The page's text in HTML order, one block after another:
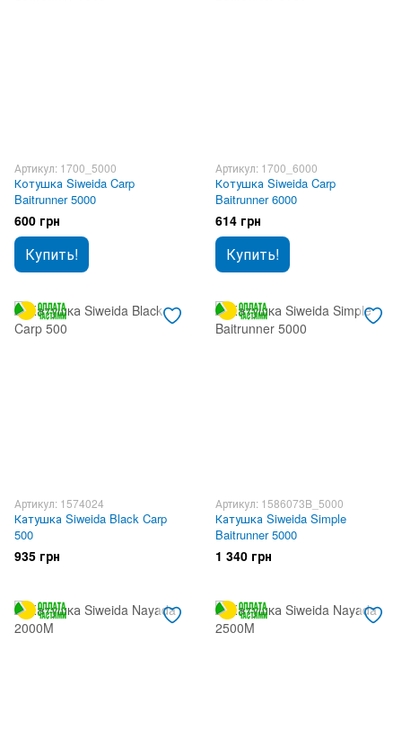
Артикул: 1700_5000
Котушка Siweida Carp
Baitrunner 5000
600 грн
Купить!
Артикул: 1700_6000
Котушка Siweida Carp
Baitrunner 6000
614 грн
Купить!
Артикул: 1574024
Катушка Siweida Black Carp
500
935 грн
Артикул: 1586073B_5000
Катушка Siweida Simple
Baitrunner 5000
1 340 грн